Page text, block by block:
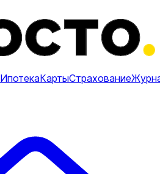
ИпотекаКартыСтрахование